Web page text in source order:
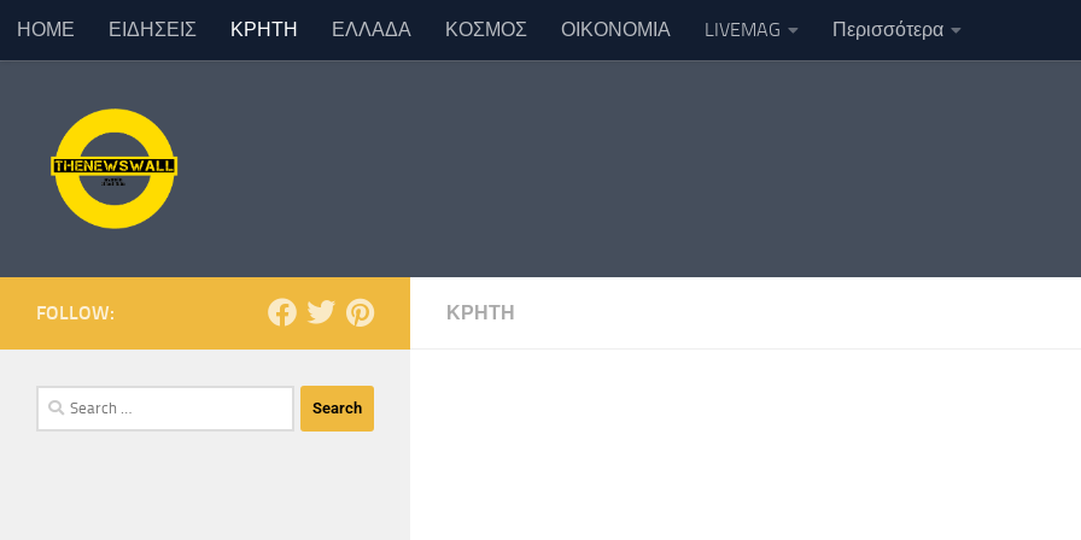
Skip to content
ΗΟΜΕ ΕΙΔΗΣΕΙΣ ΚΡΗΤΗ ΕΛΛΑΔΑ ΚΟΣΜΟΣ ΟΙΚΟΝΟΜΙΑ LIVEMAG Περισσότερα
ΚΡΗΤΗ
FOLLOW: